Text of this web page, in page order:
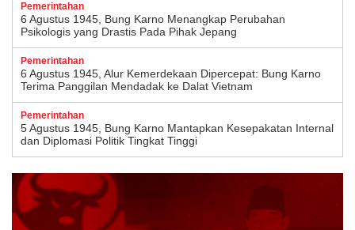
Pemerintahan
6 Agustus 1945, Bung Karno Menangkap Perubahan
Psikologis yang Drastis Pada Pihak Jepang
Pemerintahan
6 Agustus 1945, Alur Kemerdekaan Dipercepat: Bung Karno
Terima Panggilan Mendadak ke Dalat Vietnam
Pemerintahan
5 Agustus 1945, Bung Karno Mantapkan Kesepakatan Internal
dan Diplomasi Politik Tingkat Tinggi